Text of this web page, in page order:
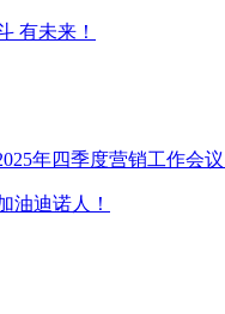
有未来！
年四季度营销工作会
油迪诺人！